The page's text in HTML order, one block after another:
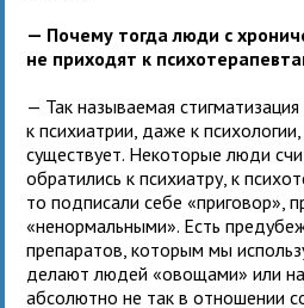
— Почему тогда люди с
не приходят к
— Так называемая
к психиатрии, даже к
существует. Некоторые люди
обратились к психиатру, к
то подписали себе «приговор»,
«ненормальными». Есть
препаратов, которым мы
делают людей «овощами» или
абсолютно не так в отношении